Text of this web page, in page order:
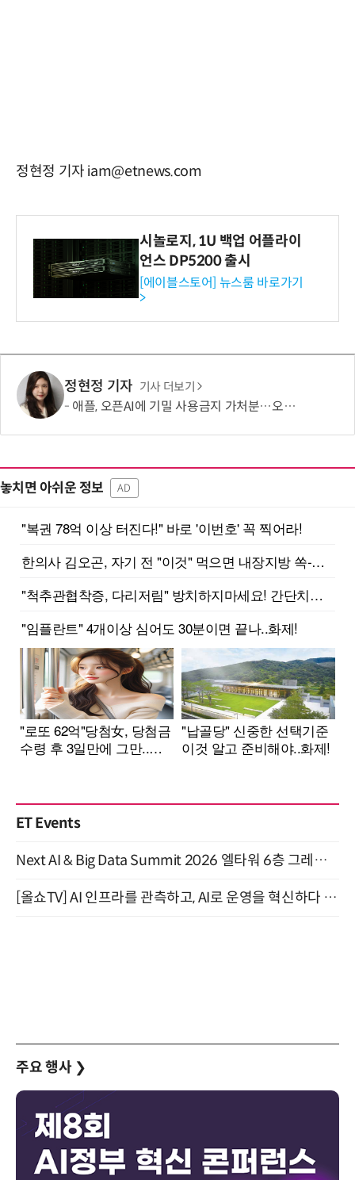
정현정 기자 iam@etnews.com
시놀로지, 1U 백업 어플라이
언스 DP5200 출시
[에이블스토어] 뉴스룸 바로가기
>
정현정 기자 기사 더보기
애플, 오픈AI에 기밀 사용금지 가처분…오픈AI “근거 없는 감정 싸움”
놓치면 아쉬운 정보 AD
ET Events
Next AI & Big Data Summit 2026 엘타워 6층 그레이스홀 개최 (9/18)
[올쇼TV] AI 인프라를 관측하고, AI로 운영을 혁신하다 (8월 11일 생방송)
주요 행사 ❯